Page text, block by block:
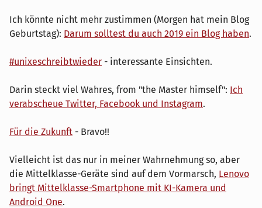
Ich könnte nicht mehr zustimmen (Morgen hat mein Blog
Geburtstag): Darum solltest du auch 2019 ein Blog haben.
#unixeschreibtwieder - interessante Einsichten.
Darin steckt viel Wahres, from "the Master himself": Ich
verabscheue Twitter, Facebook und Instagram.
Für die Zukunft - Bravo!!
Vielleicht ist das nur in meiner Wahrnehmung so, aber
die Mittelklasse-Geräte sind auf dem Vormarsch, Lenovo
bringt Mittelklasse-Smartphone mit KI-Kamera und
Android One.